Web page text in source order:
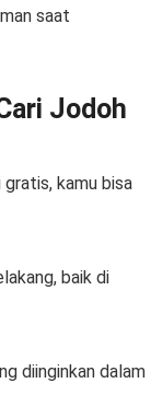
saat
Jodoh
gratis, kamu bisa
baik di
diinginkan dalam